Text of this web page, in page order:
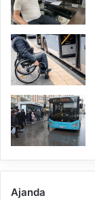
Ajanda